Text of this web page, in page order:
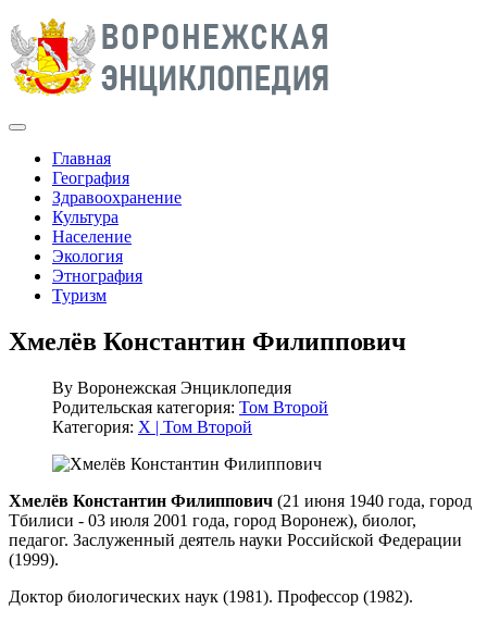
Главная
География
Здравоохранение
Культура
Население
Экология
Этнография
Туризм
Хмелёв Константин Филиппович
By Воронежская Энциклопедия
Родительская категория: Том Второй
Категория: Х | Том Второй
Хмелёв Константин Филиппович (21 июня 1940 года, город
Тбилиси - 03 июля 2001 года, город Воронеж), биолог,
педагог. Заслуженный деятель науки Российской Федерации
(1999).
Доктор биологических наук (1981). Профессор (1982).